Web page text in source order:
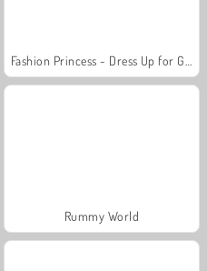
Rummy World